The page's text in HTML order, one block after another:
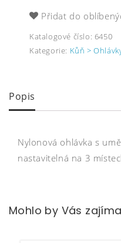
Přidat do
Katalogové číslo: 6450
Kategorie: Kůň >
Popis
Nylonová ohlávka s
nastavitelná na 3
Mohlo by Vás